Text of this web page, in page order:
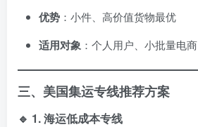
优势 ：小件、高价值货物最优
适用对象 ：个人用户、小批量电商
三、美国集运专线推荐方案
🔹 1. 海运低成本专线